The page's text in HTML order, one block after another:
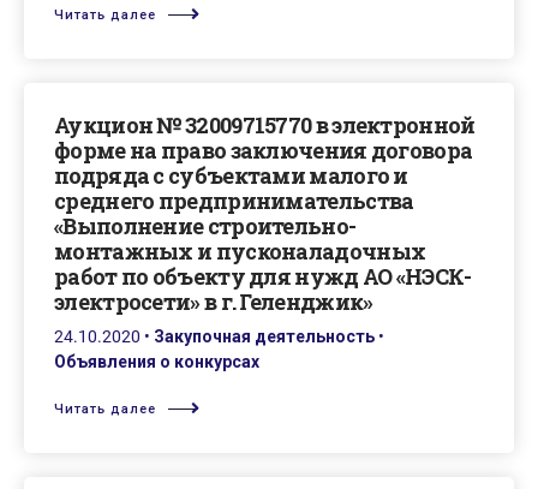
Читать далее
Аукцион № 32009715770 в электронной
форме на право заключения договора
подряда с субъектами малого и
среднего предпринимательства
«Выполнение строительно-
монтажных и пусконаладочных
работ по объекту для нужд АО «НЭСК-
электросети» в г. Геленджик»
24.10.2020 • Закупочная деятельность •
Объявления о конкурсах
Читать далее